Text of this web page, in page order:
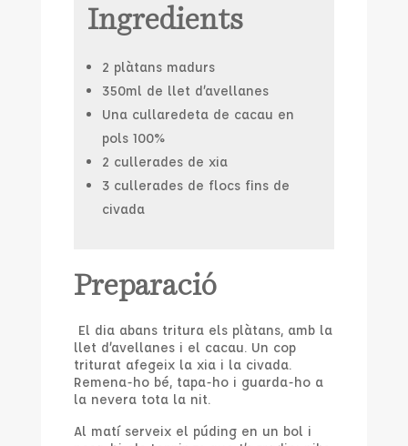
Ingredients
2 plàtans madurs
350ml de llet d’avellanes
Una cullaredeta de cacau en
pols 100%
2 cullerades de xia
3 cullerades de flocs fins de
civada
Preparació
El dia abans tritura els plàtans, amb la
llet d’avellanes i el cacau. Un cop
triturat afegeix la xia i la civada.
Remena-ho bé, tapa-ho i guarda-ho a
la nevera tota la nit.
Al matí serveix el púding en un bol i